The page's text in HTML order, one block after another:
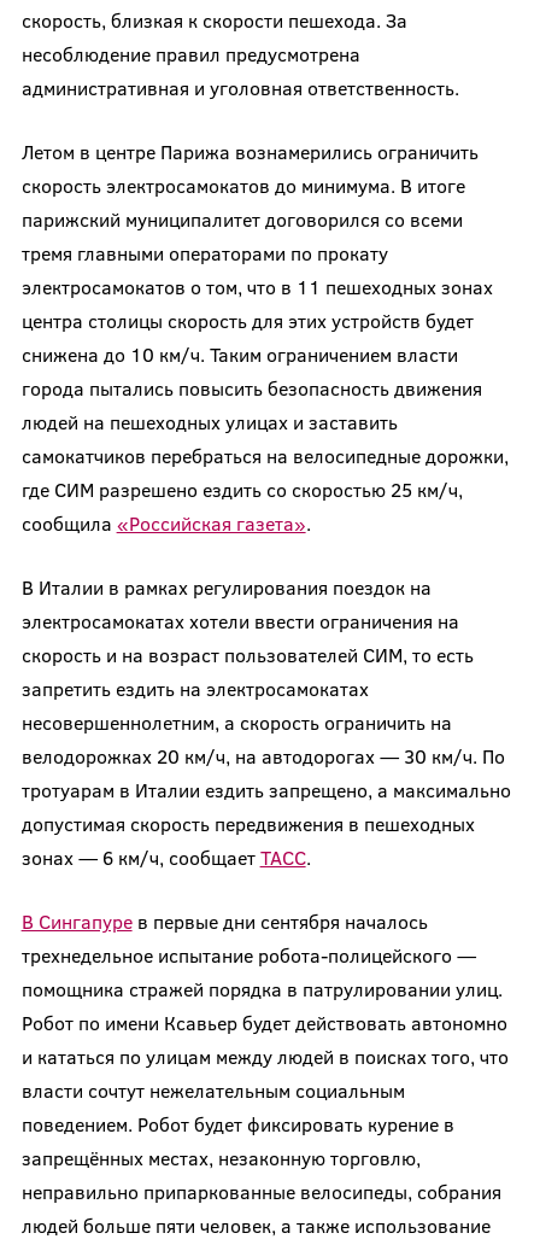
скорость, близкая к скорости пешехода. За
несоблюдение правил предусмотрена
административная и уголовная ответственность.
Летом в центре Парижа вознамерились ограничить
скорость электросамокатов до минимума. В итоге
парижский муниципалитет договорился со всеми
тремя главными операторами по прокату
электросамокатов о том, что в 11 пешеходных зонах
центра столицы скорость для этих устройств будет
снижена до 10 км/ч. Таким ограничением власти
города пытались повысить безопасность движения
людей на пешеходных улицах и заставить
самокатчиков перебраться на велосипедные дорожки,
где СИМ разрешено ездить со скоростью 25 км/ч,
сообщила «Российская газета».
В Италии в рамках регулирования поездок на
электросамокатах хотели ввести ограничения на
скорость и на возраст пользователей СИМ, то есть
запретить ездить на электросамокатах
несовершеннолетним, а скорость ограничить на
велодорожках 20 км/ч, на автодорогах — 30 км/ч. По
тротуарам в Италии ездить запрещено, а максимально
допустимая скорость передвижения в пешеходных
зонах — 6 км/ч, сообщаетТАСС.
В Сингапурев первые дни сентября началось
трехнедельное испытание робота-полицейского —
помощника стражей порядка в патрулировании улиц.
Робот по имени Ксавьер будет действовать автономно
и кататься по улицам между людей в поисках того, что
власти сочтут нежелательным социальным
поведением. Робот будет фиксировать курение в
запрещённых местах, незаконную торговлю,
неправильно припаркованные велосипеды, собрания
людей больше пяти человек, а также использование